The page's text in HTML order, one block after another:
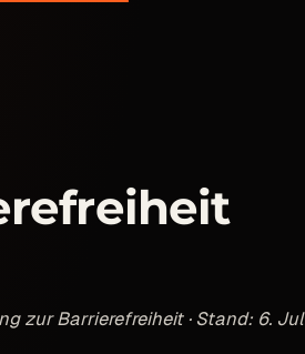
zur Barrierefreiheit · Stand: 6.